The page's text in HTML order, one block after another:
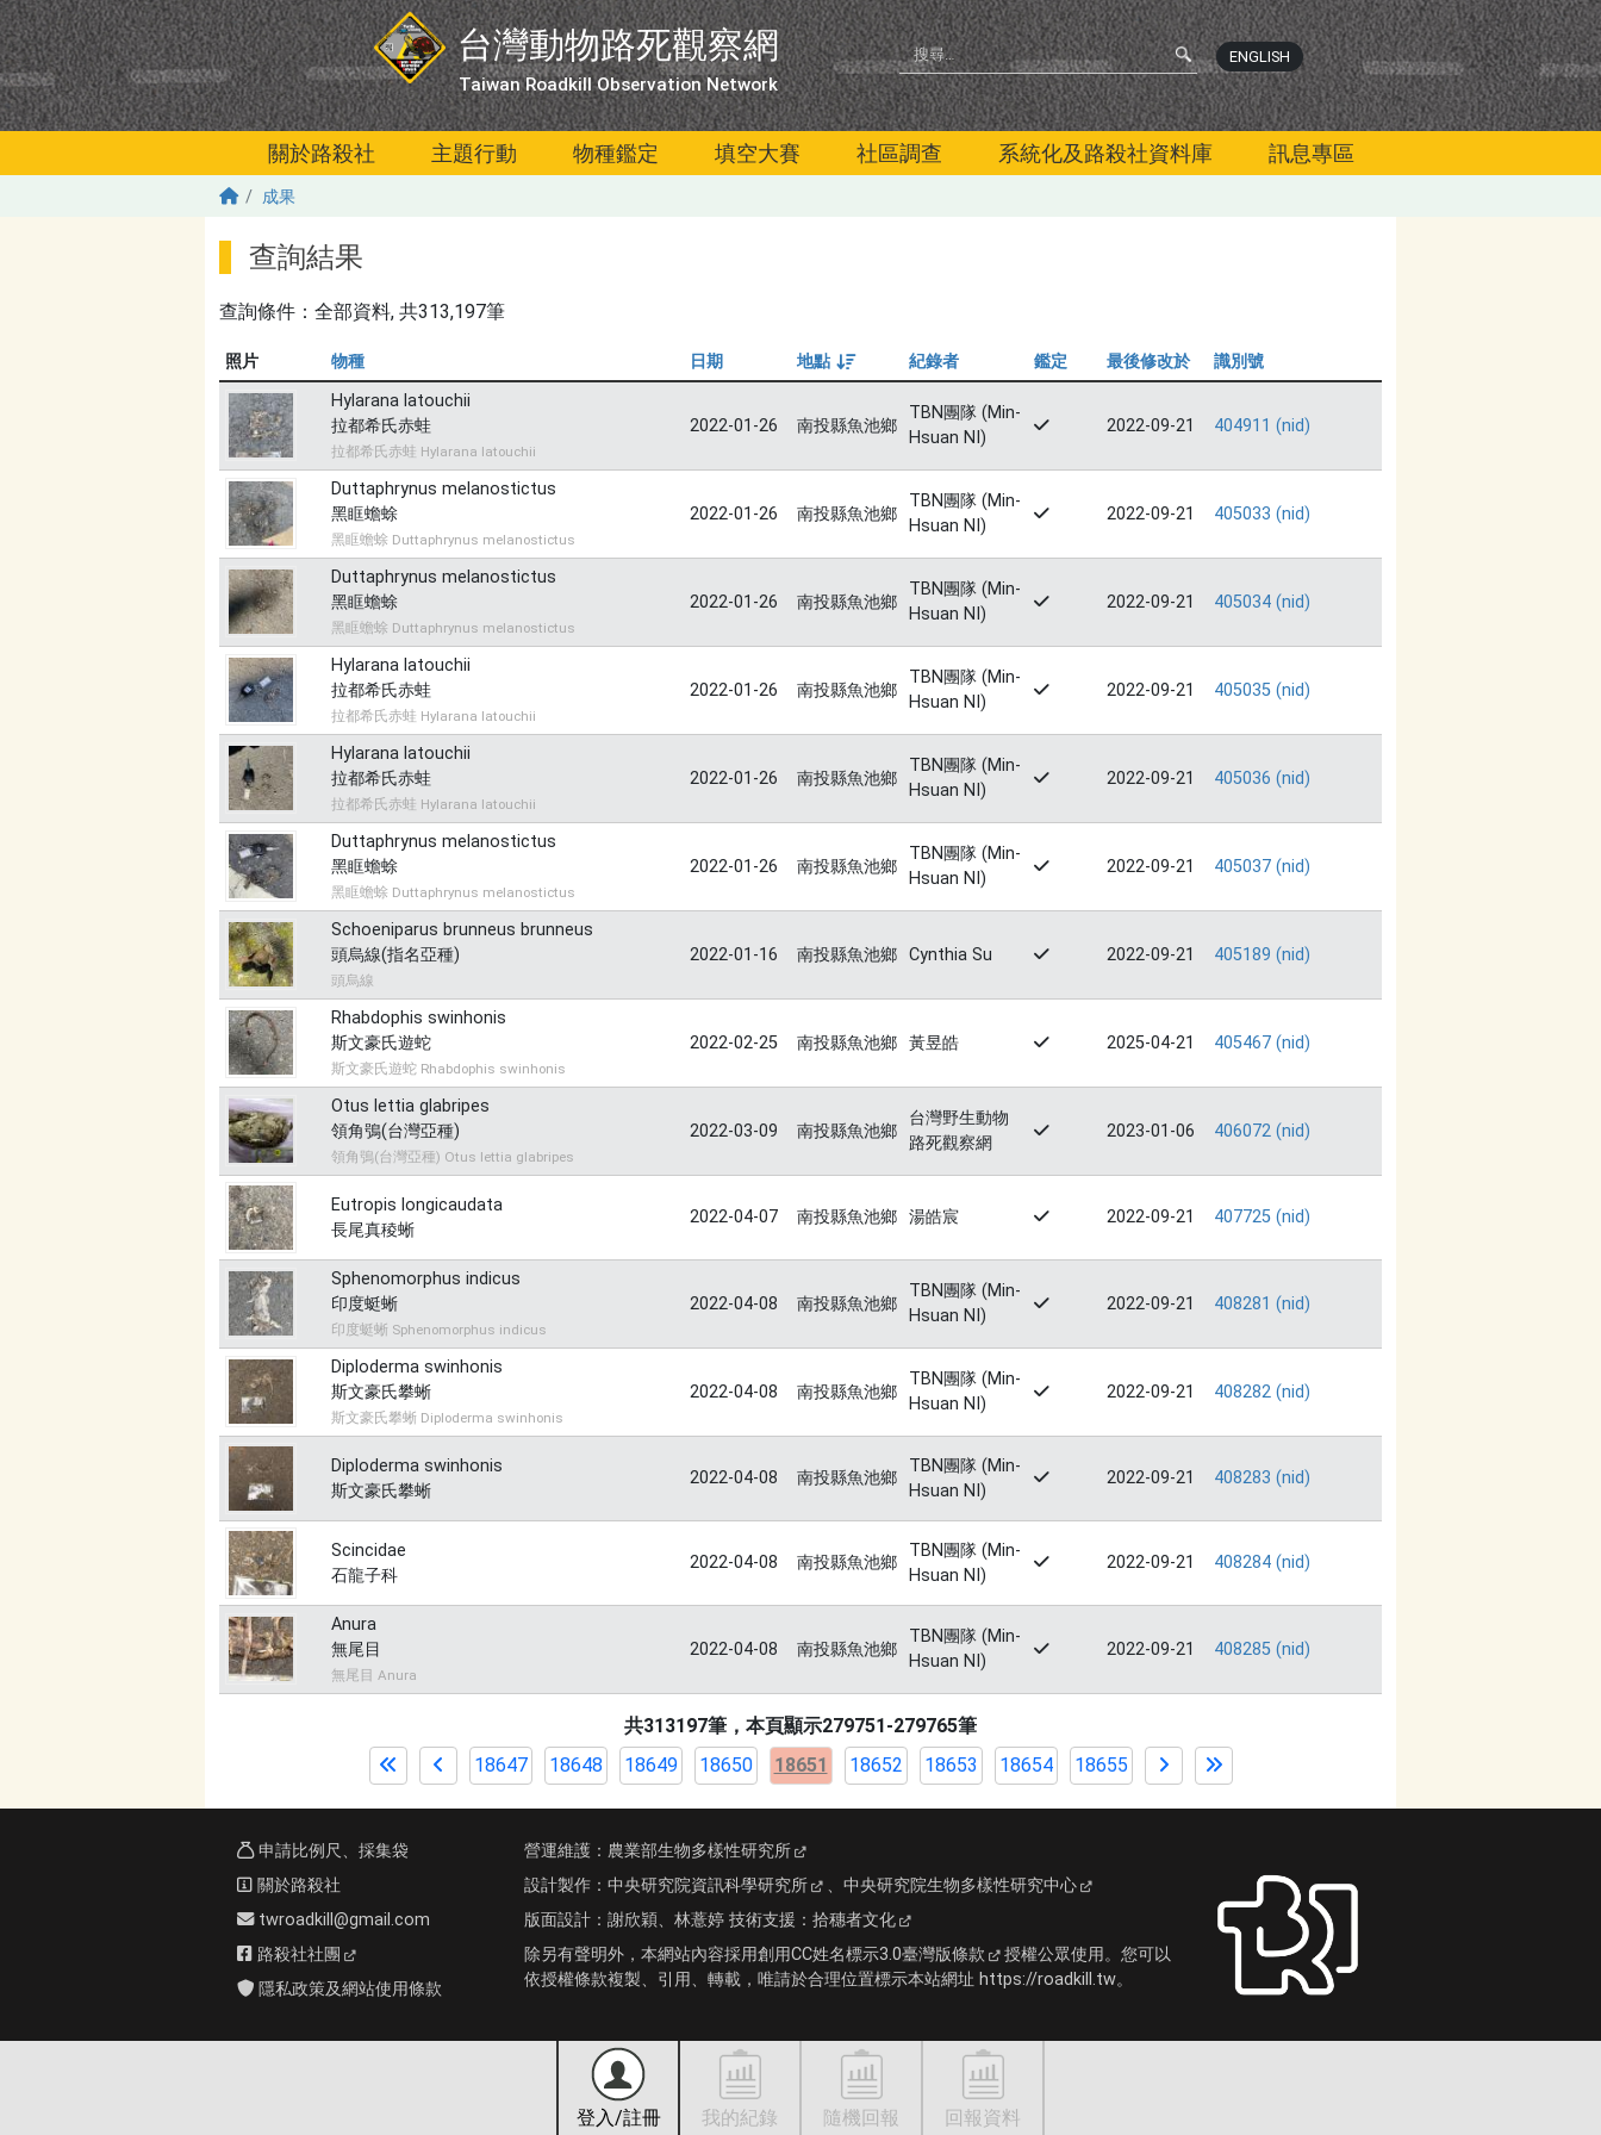
移至主內容
台灣動物路死觀察網
Taiwan Roadkill Observation Network
ENGLISH
關於路殺社 主題行動 物種鑑定 填空大賽 社區調查 系統化及路殺社資料庫 訊息專區
成果
查詢結果
查詢條件： 全部資料, 共313,197筆
照片 物種 日期
地點
由大到小
紀錄者 鑑定 最後修改於
識別號
Hylarana latouchii
拉都希氏赤蛙
拉都希氏赤蛙 Hylarana latouchii
2022-01-26 南投縣魚池鄉
TBN團隊 (Min-
Hsuan NI)
2022-09-21 404911 (nid)
Duttaphrynus melanostictus
黑眶蟾蜍
黑眶蟾蜍 Duttaphrynus melanostictus
2022-01-26 南投縣魚池鄉
TBN團隊 (Min-
Hsuan NI)
2022-09-21 405033 (nid)
Duttaphrynus melanostictus
黑眶蟾蜍
黑眶蟾蜍 Duttaphrynus melanostictus
2022-01-26 南投縣魚池鄉
TBN團隊 (Min-
Hsuan NI)
2022-09-21 405034 (nid)
Hylarana latouchii
拉都希氏赤蛙
拉都希氏赤蛙 Hylarana latouchii
2022-01-26 南投縣魚池鄉
TBN團隊 (Min-
Hsuan NI)
2022-09-21 405035 (nid)
Hylarana latouchii
拉都希氏赤蛙
拉都希氏赤蛙 Hylarana latouchii
2022-01-26 南投縣魚池鄉
TBN團隊 (Min-
Hsuan NI)
2022-09-21 405036 (nid)
Duttaphrynus melanostictus
黑眶蟾蜍
黑眶蟾蜍 Duttaphrynus melanostictus
2022-01-26 南投縣魚池鄉
TBN團隊 (Min-
Hsuan NI)
2022-09-21 405037 (nid)
Schoeniparus brunneus brunneus
頭烏線(指名亞種)
頭烏線
2022-01-16 南投縣魚池鄉 Cynthia Su 2022-09-21 405189 (nid)
Rhabdophis swinhonis
斯文豪氏遊蛇
斯文豪氏遊蛇 Rhabdophis swinhonis
2022-02-25 南投縣魚池鄉 黃昱皓 2025-04-21 405467 (nid)
Otus lettia glabripes
領角鴞(台灣亞種)
領角鴞(台灣亞種) Otus lettia glabripes
2022-03-09 南投縣魚池鄉
台灣野生動物
路死觀察網
2023-01-06 406072 (nid)
Eutropis longicaudata
長尾真稜蜥
2022-04-07 南投縣魚池鄉 湯皓宸 2022-09-21 407725 (nid)
Sphenomorphus indicus
印度蜓蜥
印度蜓蜥 Sphenomorphus indicus
2022-04-08 南投縣魚池鄉
TBN團隊 (Min-
Hsuan NI)
2022-09-21 408281 (nid)
Diploderma swinhonis
斯文豪氏攀蜥
斯文豪氏攀蜥 Diploderma swinhonis
2022-04-08 南投縣魚池鄉
TBN團隊 (Min-
Hsuan NI)
2022-09-21 408282 (nid)
Diploderma swinhonis
斯文豪氏攀蜥
2022-04-08 南投縣魚池鄉
TBN團隊 (Min-
Hsuan NI)
2022-09-21 408283 (nid)
Scincidae
石龍子科
2022-04-08 南投縣魚池鄉
TBN團隊 (Min-
Hsuan NI)
2022-09-21 408284 (nid)
Anura
無尾目
無尾目 Anura
2022-04-08 南投縣魚池鄉
TBN團隊 (Min-
Hsuan NI)
2022-09-21 408285 (nid)
共313197筆，本頁顯示279751-279765筆
18647
18648 18649 18650 18651 18652 18653 18654 18655
登入/註冊 我的紀錄 隨機回報 回報資料
申請比例尺、採集袋
關於路殺社
twroadkill@gmail.com
路殺社社團
隱私政策及網站使用條款
營運維護： 農業部生物多樣性研究所
設計製作： 中央研究院資訊科學研究所 、 中央研究院生物多樣性研究中心
版面設計： 謝欣穎、林薏婷 技術支援： 拾穗者文化
除另有聲明外，本網站內容採用創用CC姓名標示3.0臺灣版條款
授權公眾使用。您可以
依授權條款複製、引用、轉載，唯請於合理位置標示本站網址 https://roadkill.tw。